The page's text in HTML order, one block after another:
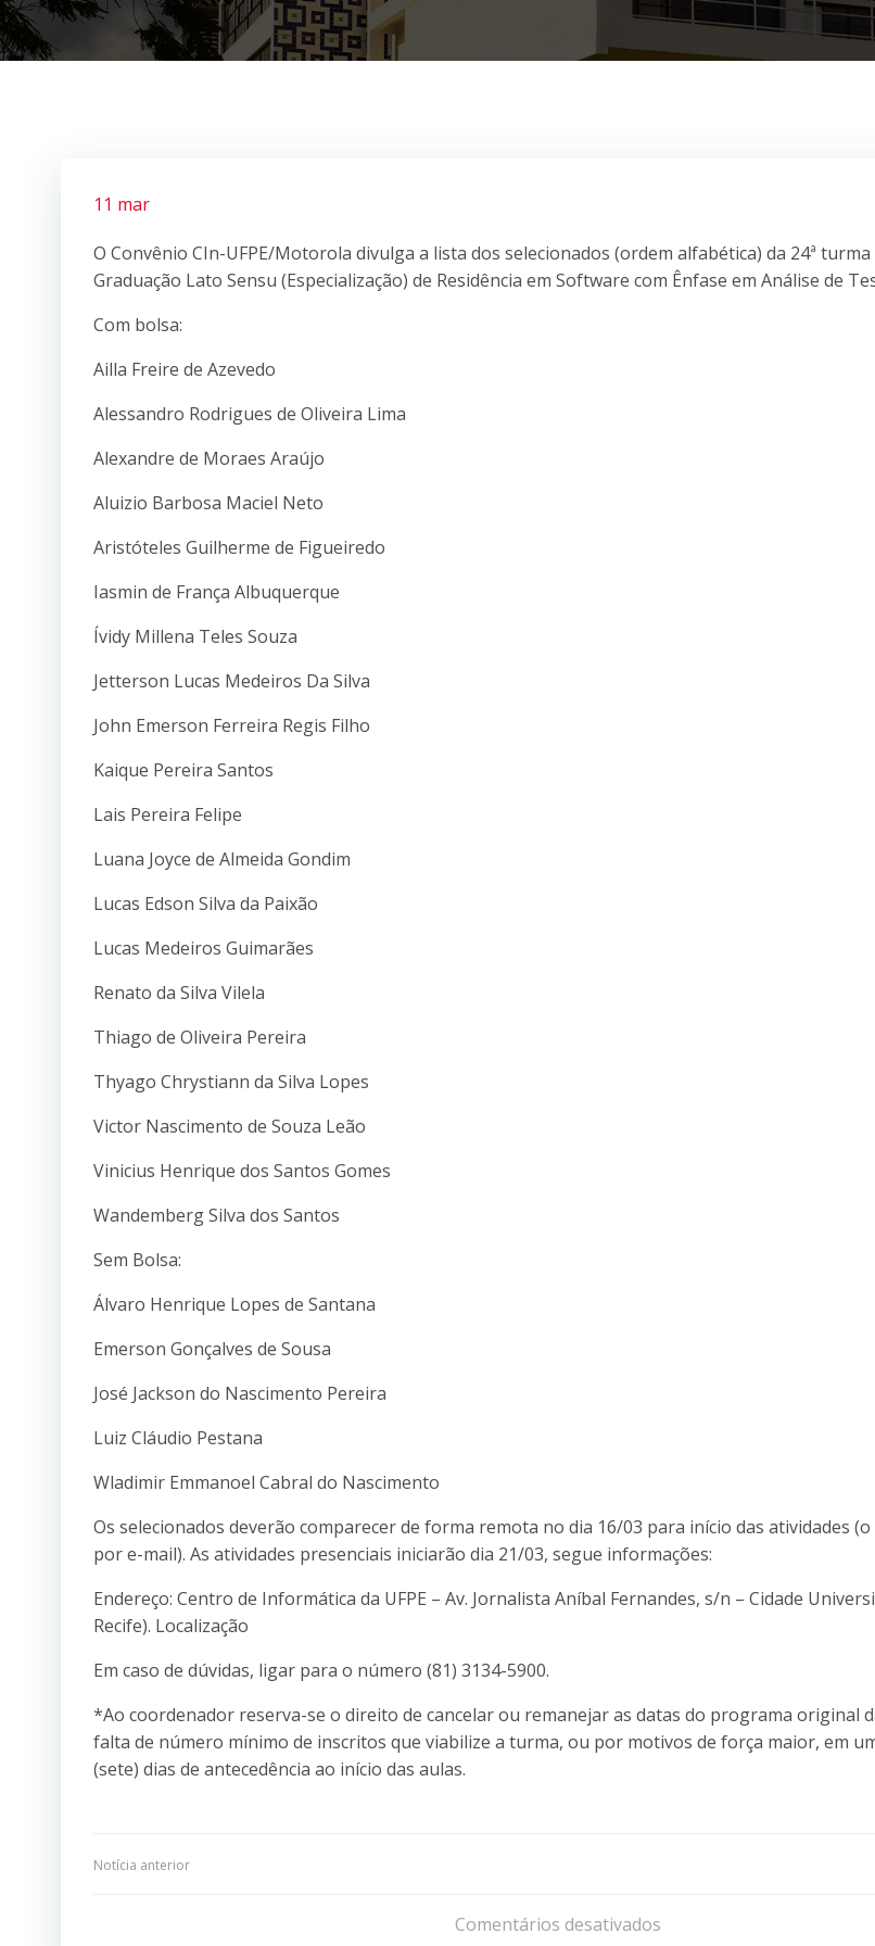
11 mar
O Convênio CIn-UFPE/Motorola divulga a lista dos selecionados (ordem alfabética) da 24ª
Graduação Lato Sensu (Especialização) de Residência em Software com Ênfase em Análise de
Com bolsa:
Ailla Freire de Azevedo
Alessandro Rodrigues de Oliveira Lima
Alexandre de Moraes Araújo
Aluizio Barbosa Maciel Neto
Aristóteles Guilherme de Figueiredo
Iasmin de França Albuquerque
Ívidy Millena Teles Souza
Jetterson Lucas Medeiros Da Silva
John Emerson Ferreira Regis Filho
Kaique Pereira Santos
Lais Pereira Felipe
Luana Joyce de Almeida Gondim
Lucas Edson Silva da Paixão
Lucas Medeiros Guimarães
Renato da Silva Vilela
Thiago de Oliveira Pereira
Thyago Chrystiann da Silva Lopes
Victor Nascimento de Souza Leão
Vinicius Henrique dos Santos Gomes
Wandemberg Silva dos Santos
Sem Bolsa:
Álvaro Henrique Lopes de Santana
Emerson Gonçalves de Sousa
José Jackson do Nascimento Pereira
Luiz Cláudio Pestana
Wladimir Emmanoel Cabral do Nascimento
Os selecionados deverão comparecer de forma remota no dia 16/03 para início das atividades
por e-mail). As atividades presenciais iniciarão dia 21/03, segue informações:
Endereço: Centro de Informática da UFPE – Av. Jornalista Aníbal Fernandes, s/n – Cidade
Recife). Localização
Em caso de dúvidas, ligar para o número (81) 3134-5900.
*Ao coordenador reserva-se o direito de cancelar ou remanejar as datas do programa original
falta de número mínimo de inscritos que viabilize a turma, ou por motivos de força maior, em
(sete) dias de antecedência ao início das aulas.
Navegação
Notícia anterior
de
Comentários desativados